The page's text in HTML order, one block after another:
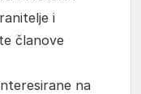
i
članove
na